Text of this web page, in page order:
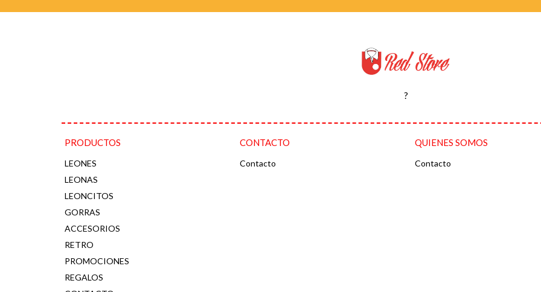
?
PRODUCTOS
LEONES
LEONAS
LEONCITOS
GORRAS
ACCESORIOS
RETRO
PROMOCIONES
REGALOS
CONTACTO
Contacto
QUIENES SOMOS
Contacto